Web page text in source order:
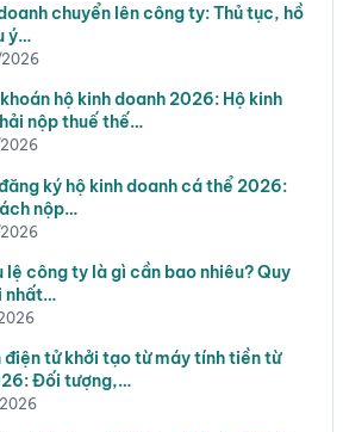
chuyển lên công ty: Thủ tục, hồ
ý…
hộ kinh doanh 2026: Hộ kinh
nộp thuế thế…
ký hộ kinh doanh cá thể 2026:
nộp…
lệ công ty là gì cần bao nhiêu? Quy
nhất…
điện tử khởi tạo từ máy tính tiền từ
Đối tượng,…